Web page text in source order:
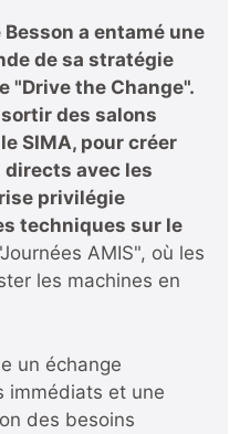
Besson a entamé une
de sa stratégie
"Drive the Change".
des salons
SIMA, pour créer
avec les
privilégie
techniques sur le
AMIS", où les
les machines en
un échange
immédiats et une
des besoins